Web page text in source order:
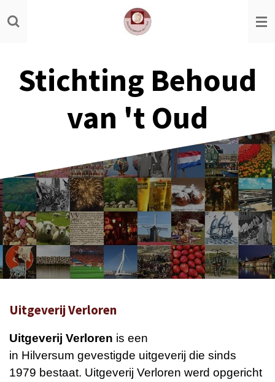
Ga
direct
hoofdinhoud
Stichting Behoud
van 't Oud
Uitgeverij Verloren
Uitgeverij Verloren is een
in Hilversum gevestigde uitgeverij die sinds
1979 bestaat. Uitgeverij Verloren werd opgericht